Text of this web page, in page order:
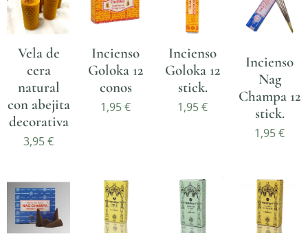
Vela de
cera
natural
con abejita
decorativa
3,95€
Incienso
Goloka 12
conos
1,95€
Incienso
Goloka 12
stick.
1,95€
Incienso
Nag
Champa 12
stick.
1,95€